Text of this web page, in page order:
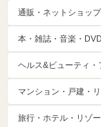
通販・ネットショップ
本・雑誌・音楽・
ヘルス&ビューティ・
マンション・戸建・
旅行・ホテル・リゾー